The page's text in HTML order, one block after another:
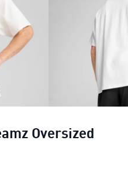
Oversized